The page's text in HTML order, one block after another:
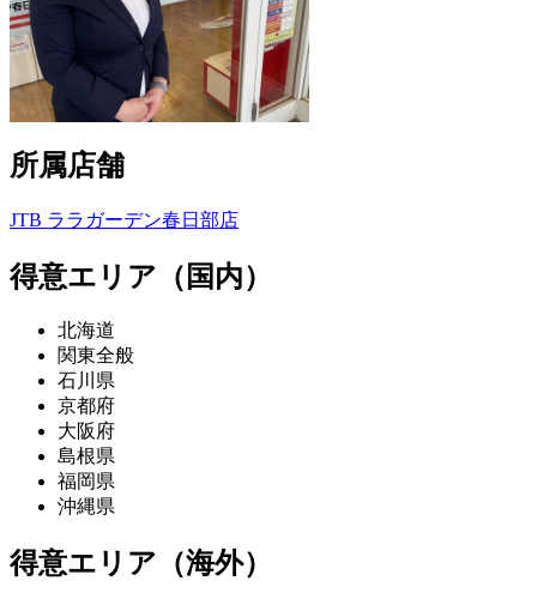
所属店舗
JTB ララガーデン春日部店
得意エリア（国内）
北海道
関東全般
石川県
京都府
大阪府
島根県
福岡県
沖縄県
得意エリア（海外）